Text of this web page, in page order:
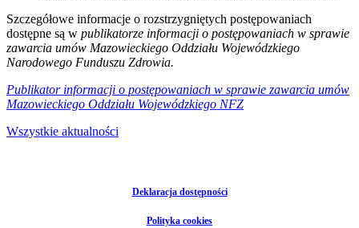
Szczegółowe informacje o rozstrzygniętych postępowaniach
dostępne są w publikatorze informacji o postępowaniach w sprawie
zawarcia umów Mazowieckiego Oddziału Wojewódzkiego
Narodowego Funduszu Zdrowia.
Publikator informacji o postępowaniach w sprawie zawarcia umów
Mazowieckiego Oddziału Wojewódzkiego NFZ
Wszystkie aktualności
Deklaracja dostępności
Polityka cookies